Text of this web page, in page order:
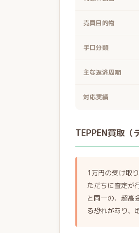
売買目的物
手口分類
主な返済周期
対応実績
TEPPEN買取
1万円の受け取
ただちに査定が
と同一の、超高
る恐れがあり、